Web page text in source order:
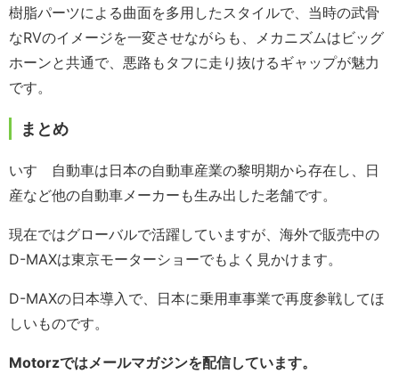
樹脂パーツによる曲面を多用したスタイルで、当時の武骨
なRVのイメージを一変させながらも、メカニズムはビッグ
ホーンと共通で、悪路もタフに走り抜けるギャップが魅力
です。
まとめ
いすゞ自動車は日本の自動車産業の黎明期から存在し、日
産など他の自動車メーカーも生み出した老舗です。
現在ではグローバルで活躍していますが、海外で販売中の
D-MAXは東京モーターショーでもよく見かけます。
D-MAXの日本導入で、日本に乗用車事業で再度参戦してほ
しいものです。
Motorzではメールマガジンを配信しています。